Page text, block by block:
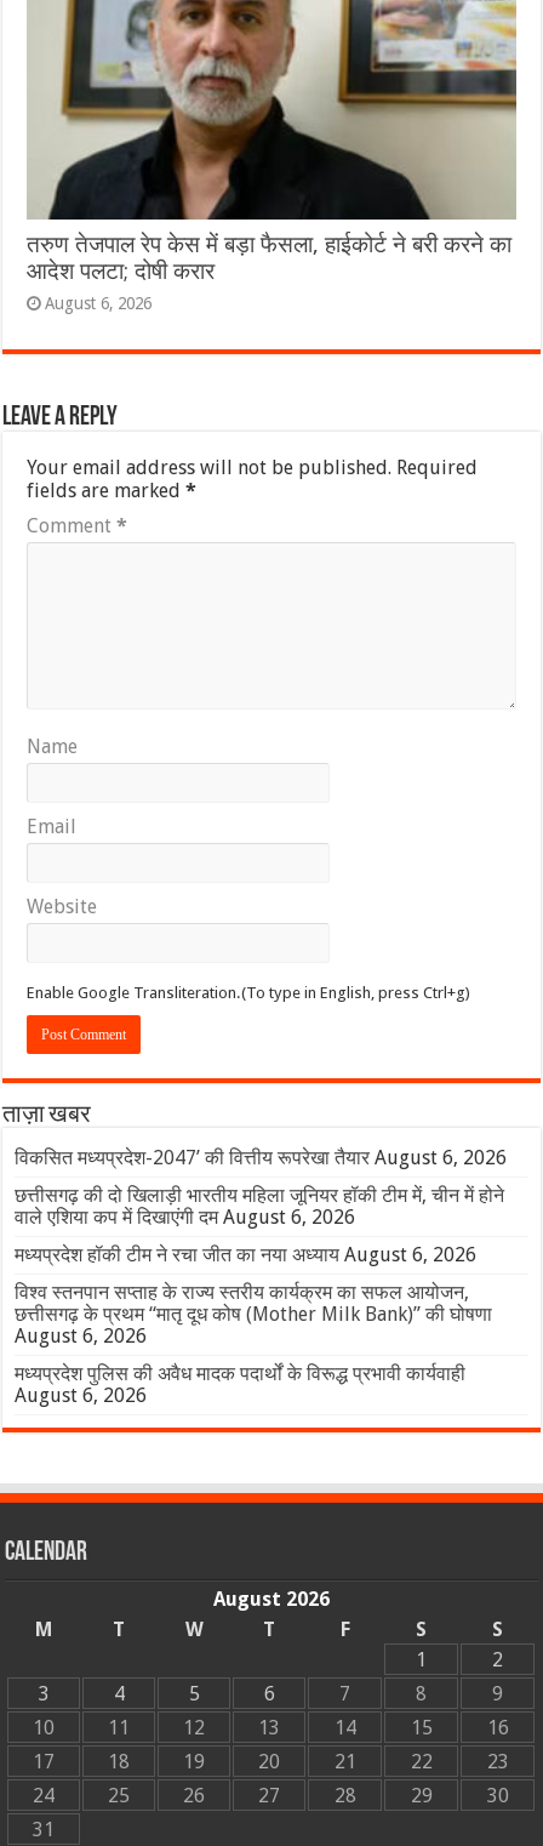
तरुण तेजपाल रेप केस में बड़ा फैसला, हाईकोर्ट ने बरी करने का
आदेश पलटा; दोषी करार
August 6, 2026
Leave a Reply
Your email address will not be published. Required
fields are marked*
Comment*
Name
Email
Website
Enable Google Transliteration.(To type in English, press Ctrl+g)
ताज़ा खबर
विकसित मध्यप्रदेश-2047’ की वित्तीय रूपरेखा तैयार August 6, 2026
छत्तीसगढ़ की दो खिलाड़ी भारतीय महिला जूनियर हॉकी टीम में, चीन में होने
वाले एशिया कप में दिखाएंगी दम August 6, 2026
मध्यप्रदेश हॉकी टीम ने रचा जीत का नया अध्याय August 6, 2026
विश्व स्तनपान सप्ताह के राज्य स्तरीय कार्यक्रम का सफल आयोजन,
छत्तीसगढ़ के प्रथम “मातृ दूध कोष (Mother Milk Bank)” की घोषणा
August 6, 2026
मध्यप्रदेश पुलिस की अवैध मादक पदार्थों के विरूद्ध प्रभावी कार्यवाही
August 6, 2026
Calendar
August 2026
M
T W T F S
S
1
2
3
4 5 6 7 8
9
10
11 12 13 14 15
16
17
18 19 20 21 22
23
24
25 26 27 28 29
30
31